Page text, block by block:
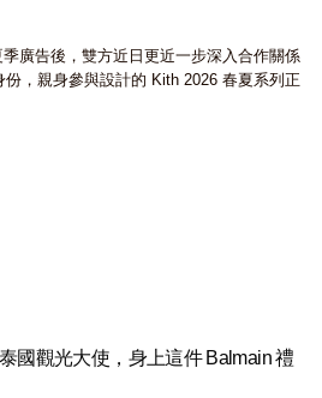
廣告後，雙方近日更近一步深入合作關係
，親身參與設計的 Kith 2026 春夏系列正
國觀光大使，身上這件 Balmain 禮